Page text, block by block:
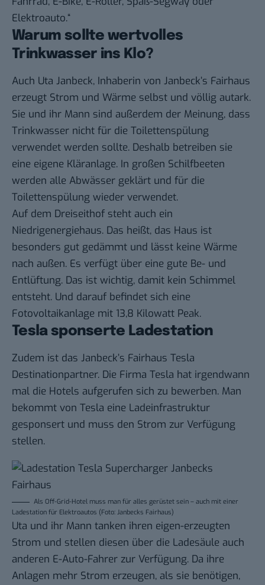
Elektroauto.“
Warum sollte wertvolles
Trinkwasser ins Klo?
Auch Uta Janbeck, Inhaberin von Janbeck’s Fairhaus
erzeugt Strom und Wärme selbst und völlig autark.
Sie und ihr Mann sind außerdem der Meinung, dass
Trinkwasser nicht für die Toilettenspülung
verwendet werden sollte. Deshalb betreiben sie
eine eigene Kläranlage. In großen Schilfbeeten
werden alle Abwässer geklärt und für die
Toilettenspülung wieder verwendet.
Auf dem Dreiseithof steht auch ein
Niedrigenergiehaus. Das heißt, das Haus ist
besonders gut gedämmt und lässt keine Wärme
nach außen. Es verfügt über eine gute Be- und
Entlüftung. Das ist wichtig, damit kein Schimmel
entsteht. Und darauf befindet sich eine
Fotovoltaikanlage mit 13,8 Kilowatt Peak.
Tesla sponserte Ladestation
Zudem ist das Janbeck’s Fairhaus Tesla
Destinationpartner. Die Firma Tesla hat irgendwann
mal die Hotels aufgerufen sich zu bewerben. Man
bekommt von Tesla eine Ladeinfrastruktur
gesponsert und muss den Strom zur Verfügung
stellen.
Als Off-Grid-Hotel muss man für alles gerüstet sein – auch mit einer
Ladestation für Elektroautos (Foto: Janbecks Fairhaus)
Uta und ihr Mann tanken ihren eigen-erzeugten
Strom und stellen diesen über die Ladesäule auch
anderen E-Auto-Fahrer zur Verfügung. Da ihre
Anlagen mehr Strom erzeugen, als sie benötigen,